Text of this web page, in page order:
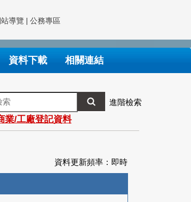
導覽 | 公務專區
資料下載 相關連結
進階檢索
業/工廠登記資料
資料更新頻率：即時